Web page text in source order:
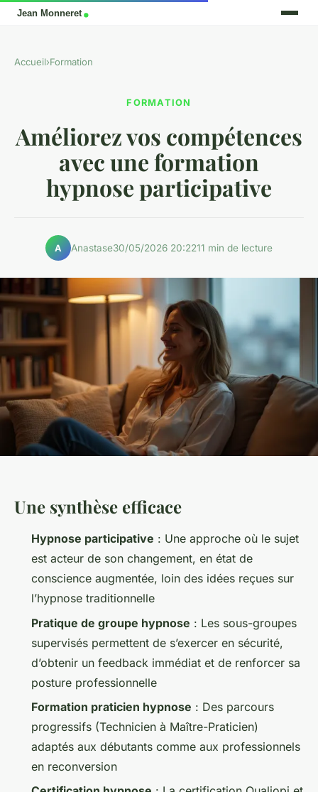
Accueil›Formation
FORMATION
Améliorez vos compétences
avec une formation
hypnose participative
A Anastase30/05/2026 20:2211 min de lecture
Une synthèse efficace
Hypnose participative : Une approche où le sujet
est acteur de son changement, en état de
conscience augmentée, loin des idées reçues sur
l’hypnose traditionnelle
Pratique de groupe hypnose : Les sous-groupes
supervisés permettent de s’exercer en sécurité,
d’obtenir un feedback immédiat et de renforcer sa
posture professionnelle
Formation praticien hypnose : Des parcours
progressifs (Technicien à Maître-Praticien)
adaptés aux débutants comme aux professionnels
en reconversion